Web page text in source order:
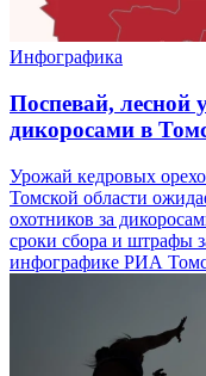
Инфографика
Поспевай, лесной
дикоросами в
Урожай кедровых
Томской области
охотников за
сроки сбора и штрафы
инфографике РИА